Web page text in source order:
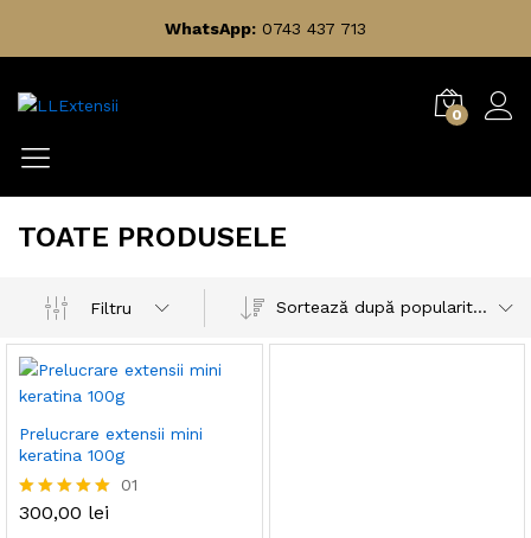
WhatsApp: 0743 437 713
0
TOATE PRODUSELE
Filtru Sortează după popularitatea vânzărilor
Prelucrare extensii mini
keratina 100g
Evaluat la
01
300,00 lei